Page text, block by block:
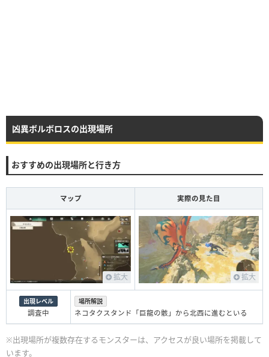
凶異ボルボロスの出現場所
おすすめの出現場所と行き方
マップ 実際の見た目
拡大 拡大
出現レベル
調査中
場所解説
ネコタクスタンド「巨龍の骸」から北西に進むといる
※出現場所が複数存在するモンスターは、アクセスが良い場所を掲載して
います。